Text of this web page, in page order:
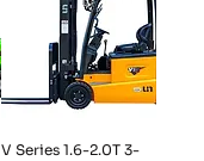
V Series 1.6-2.0T 3-